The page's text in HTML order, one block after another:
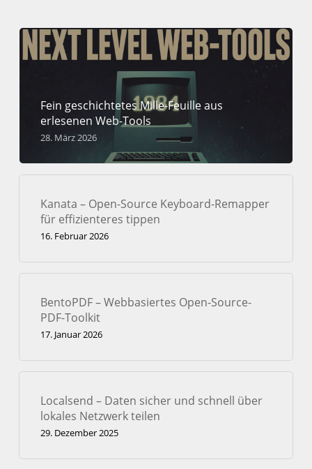
Fein geschichtetes Mille-Feuille aus
erlesenen Web-Tools
28. März 2026
Kanata – Open-Source Keyboard-Remapper
für effizienteres tippen
16. Februar 2026
BentoPDF – Webbasiertes Open-Source-
PDF-Toolkit
17. Januar 2026
Localsend – Daten sicher und schnell über
lokales Netzwerk teilen
29. Dezember 2025